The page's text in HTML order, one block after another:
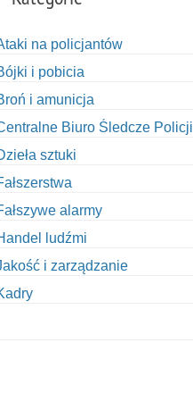
na policjantów
i pobicia
i amunicja
Biuro Śledcze Policji
sztuki
alarmy
ludźmi
i zarządzanie